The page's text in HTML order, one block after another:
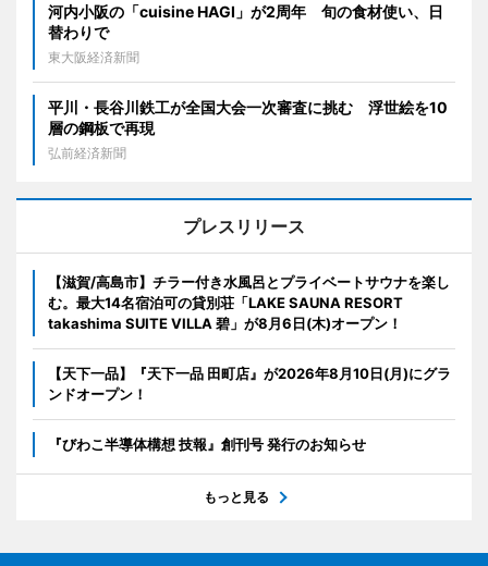
河内小阪の「cuisine HAGI」が2周年 旬の食材使い、日
替わりで
東大阪経済新聞
平川・長谷川鉄工が全国大会一次審査に挑む 浮世絵を10
層の鋼板で再現
弘前経済新聞
プレスリリース
【滋賀/高島市】チラー付き水風呂とプライベートサウナを楽し
む。最大14名宿泊可の貸別荘「LAKE SAUNA RESORT
takashima SUITE VILLA 碧」が8月6日(木)オープン！
【天下一品】『天下一品 田町店』が2026年8月10日(月)にグラ
ンドオープン！
『びわこ半導体構想 技報』創刊号 発行のお知らせ
もっと見る